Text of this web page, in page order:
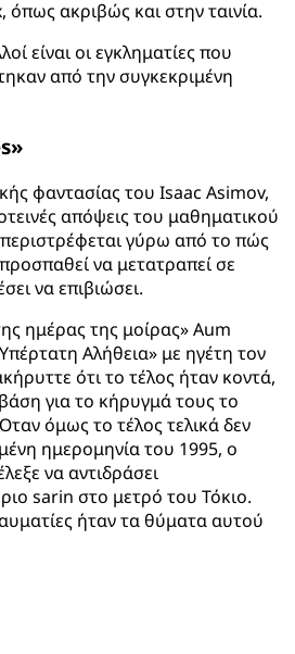
όπως ακριβώς και στην ταινία.
είναι οι εγκληματίες που
από την συγκεκριμένη
»
φαντασίας του Isaac Asimov,
απόψεις του μαθηματικού
γύρω από το πώς
να μετατραπεί σε
να επιβιώσει.
ημέρας της μοίρας» Aum
Αλήθεια» με ηγέτη τον
ότι το τέλος ήταν κοντά,
για το κήρυγμά τους το
όμως το τέλος τελικά δεν
ημερομηνία του 1995, ο
να αντιδράσει
sarin στο μετρό του Τόκιο.
ήταν τα θύματα αυτού